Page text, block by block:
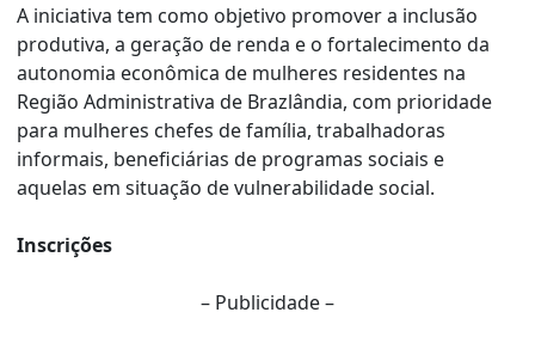
A iniciativa tem como objetivo promover a inclusão
produtiva, a geração de renda e o fortalecimento da
autonomia econômica de mulheres residentes na
Região Administrativa de Brazlândia, com prioridade
para mulheres chefes de família, trabalhadoras
informais, beneficiárias de programas sociais e
aquelas em situação de vulnerabilidade social.
Inscrições
– Publicidade –